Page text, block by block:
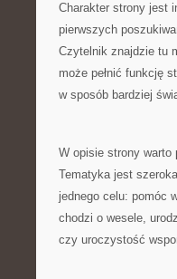
Charakter strony jest
pierwszych
Czytelnik znajdzie tu
może pełnić funkcję
w sposób bardziej
W opisie strony warto
Tematyka jest
jednego celu: pomóc
chodzi o wesele,
czy uroczystość